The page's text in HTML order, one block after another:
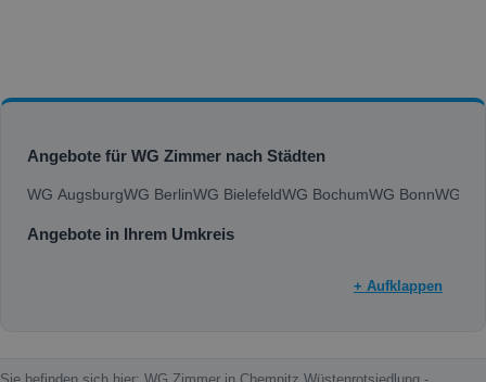
Angebote für WG Zimmer nach Städten
WG AugsburgWG BerlinWG BielefeldWG BochumWG BonnWG
Angebote in Ihrem Umkreis
+ Aufklappen